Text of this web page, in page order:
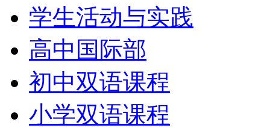
学生活动与实践
高中国际部
初中双语课程
小学双语课程